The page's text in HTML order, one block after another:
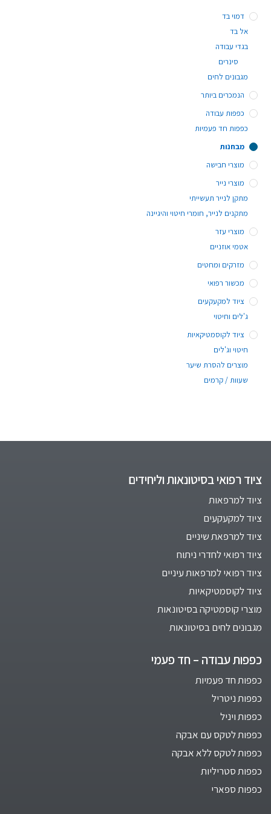
דמוי בד
אל בד
בגדי עבודה
סינרים
מגבונים לחים
הנמכרים ביותר
כפפות עבודה
כפפות חד פעמיות
מבחנות
מוצרי חבישה
מוצרי נייר
מתקן לנייר תעשייתי
מתקנים לנייר, חומרי חיטוי והיגיינה
מוצרי עזר
אטמי אוזניים
מזרקים ומחטים
מכשור רפואי
ציוד למקעקעים
ג'לים וחיטוי
ציוד לקוסמטיקאיות
חיטוי וג'לים
מוצרים להסרת שיער
שעוות / קרמים
ציוד רפואי בסיטונאות וליחידים
ציוד למרפאות
ציוד למקעקעים
ציוד למרפאת שיניים
ציוד רפואי לחדרי ניתוח
ציוד רפואי למרפאות עיניים
ציוד לקוסמטיקאיות
מוצרי קוסמטיקה בסיטונאות
מגבונים לחים בסיטונאות
כפפות עבודה – חד פעמי
כפפות חד פעמיות
כפפות ניטריל
כפפות ויניל
כפפות לטקס עם אבקה
כפפות לטקס ללא אבקה
כפפות סטריליות
כפפות ספארי